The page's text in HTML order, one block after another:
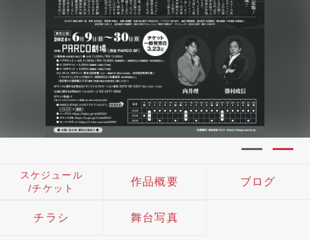
スケジュール
/チケット
作品概要 ブログ
チラシ 舞台写真